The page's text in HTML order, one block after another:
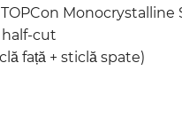
Monocrystalline
half-cut
față + sticlă spate)